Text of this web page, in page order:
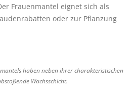
Frauenmantel eignet sich als
oder zur Pflanzung
haben neben ihrer charakteristischen
Wachsschicht.